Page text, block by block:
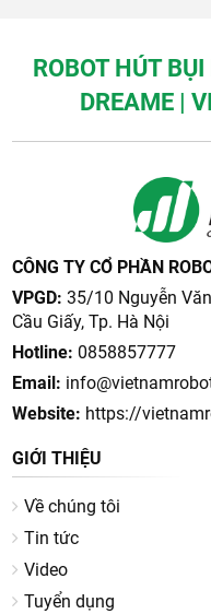
ROBOT HÚT
DREAME |
CÔNG TY CỔ PHẦN
VPGD: 35/10 Nguyễn
Cầu Giấy, Tp. Hà Nội
Hotline: 0858857777
Email:
Website: https://
GIỚI THIỆU
Về chúng tôi
Tin tức
Video
Tuyển dụng